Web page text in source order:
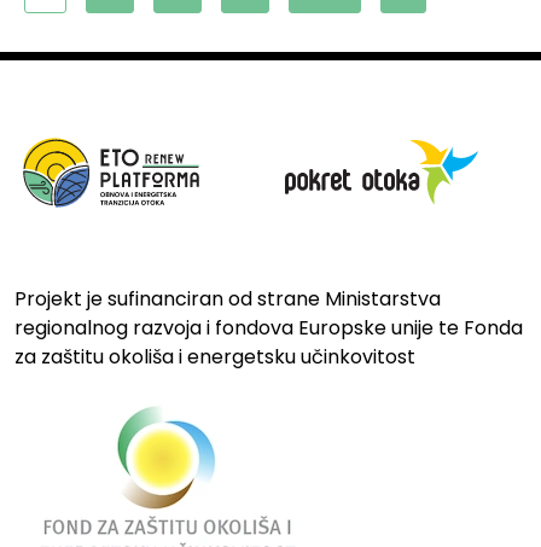
Projekt je sufinanciran od strane Ministarstva
regionalnog razvoja i fondova Europske unije te Fonda
za zaštitu okoliša i energetsku učinkovitost